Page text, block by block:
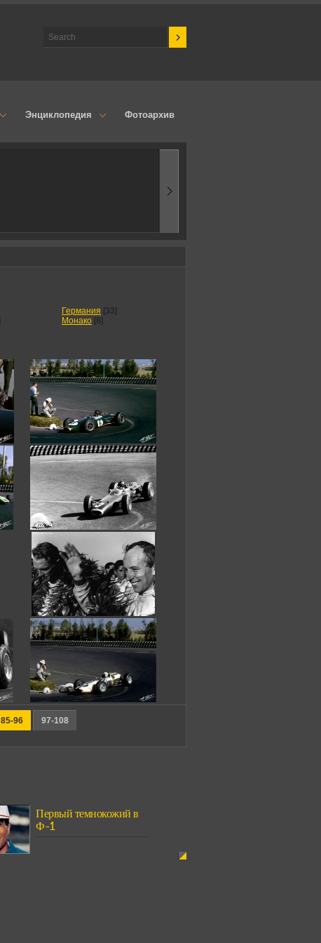
Энциклопедия Фотоархив
Германия [33]
Монако [8]
85-96 97-108
Первый темнокожий в
Ф-1